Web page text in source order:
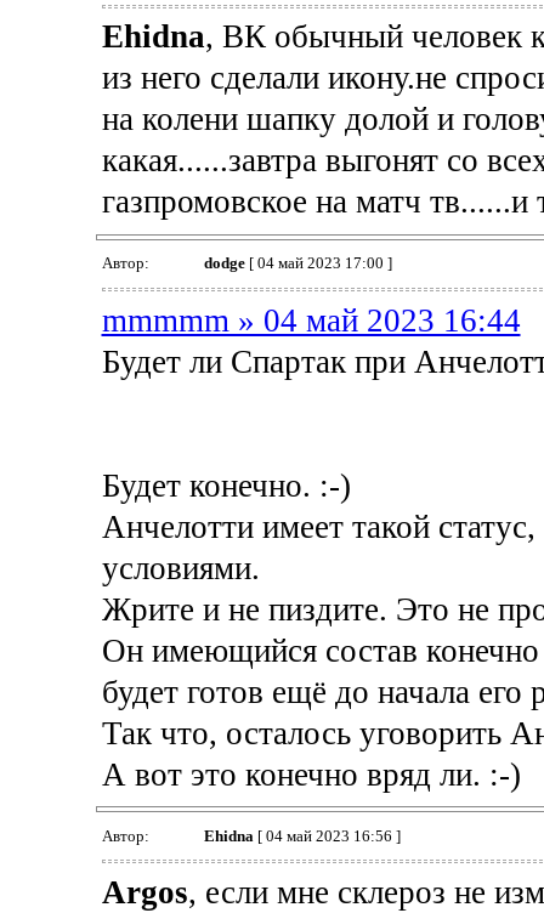
Ehidna, ВК обычный человек
из него сделали икону.не
на колени шапку долой и
какая......завтра выгонят со
газпромовское на матч
Автор: dodge[ 04 май 2023 17:00 ]
mmmmm » 04 май 2023 16:44
Будет ли Спартак при
Будет конечно. :-)
Анчелотти имеет такой
условиями.
Жрите и не пиздите. Это не
Он имеющийся состав
будет готов ещё до начала его
Так что, осталось уговорить
А вот это конечно вряд ли. :-)
Автор: Ehidna [ 04 май 2023 16:56 ]
Argos, если мне склероз не